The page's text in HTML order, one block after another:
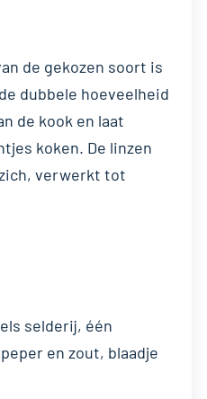
de gekozen soort is
dubbele hoeveelheid
de kook en laat
koken. De linzen
verwerkt tot
selderij, één
en zout, blaadje